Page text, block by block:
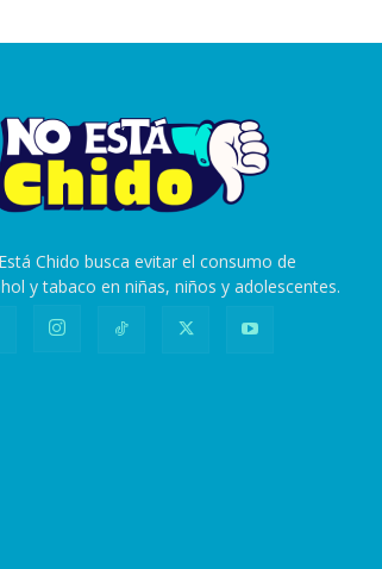
Chido busca evitar el consumo de
y tabaco en niñas, niños y adolescentes.